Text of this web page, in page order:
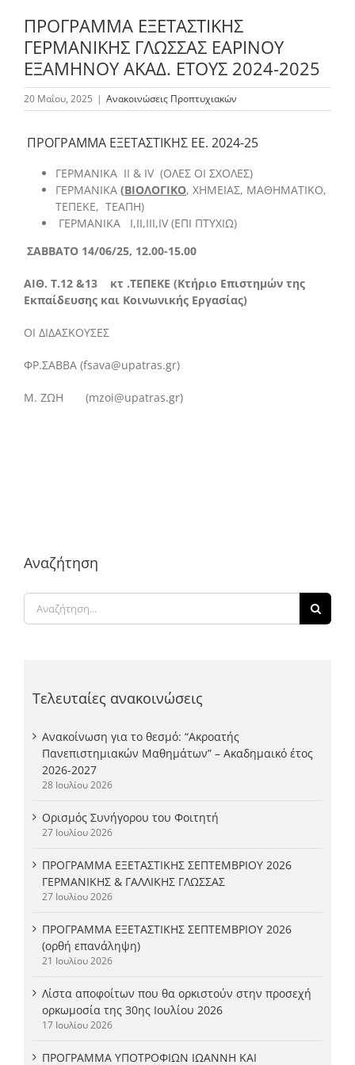
Το Τμήμα Βιολογίας
Μουσεία
Μεταπτυχιακές Σπουδές
Προσωπικό
Ανακοινώσεις
ΠΡΟΓΡΑΜΜΑ ΕΞΕΤΑΣΤΙΚΗΣ
ΓΕΡΜΑΝΙΚΗΣ ΓΛΩΣΣΑΣ ΕΑΡΙΝΟΥ
ΕΞΑΜΗΝΟΥ ΑΚΑΔ. ΕΤΟΥΣ 2024-2025
20 Μαΐου, 2025 | Ανακοινώσεις Προπτυχιακών
ΠΡΟΓΡΑΜΜΑ ΕΞΕΤΑΣΤΙΚΗΣ ΕΕ. 2024-25
ΓΕΡΜΑΝΙΚΑ ΙΙ & IV (ΟΛΕΣ ΟΙ ΣΧΟΛΕΣ)
ΓΕΡΜΑΝΙΚΑ (ΒΙΟΛΟΓΙΚΟ, ΧΗΜΕΙΑΣ, ΜΑΘΗΜΑΤΙΚΟ,
ΤΕΠΕΚΕ, ΤΕΑΠΗ)
ΓΕΡΜΑΝΙΚΑ Ι,ΙΙ,ΙΙΙ,IV (ΕΠΙ ΠΤΥΧΙΩ)
ΣΑΒΒΑΤΟ 14/06/25, 12.00-15.00
ΑΙΘ. Τ.12 &13 κτ .ΤΕΠΕΚΕ (Κτήριο Επιστημών της
Εκπαίδευσης και Κοινωνικής Εργασίας)
ΟΙ ΔΙΔΑΣΚΟΥΣΕΣ
ΦΡ.ΣΑΒΒΑ (fsava@upatras.gr)
Μ. ΖΩΗ (mzoi@upatras.gr)
Αναζήτηση
Αναζήτηση
για:
Τελευταίες ανακοινώσεις
Ανακοίνωση για το θεσμό: “Ακροατής
Πανεπιστημιακών Μαθημάτων” – Ακαδημαικό έτος
2026-2027
28 Ιουλίου 2026
Ορισμός Συνήγορου του Φοιτητή
27 Ιουλίου 2026
ΠΡΟΓΡΑΜΜΑ ΕΞΕΤΑΣΤΙΚΗΣ ΣΕΠΤΕΜΒΡΙΟΥ 2026
ΓΕΡΜΑΝΙΚΗΣ & ΓΑΛΛΙΚΗΣ ΓΛΩΣΣΑΣ
27 Ιουλίου 2026
ΠΡΟΓΡΑΜΜΑ ΕΞΕΤΑΣΤΙΚΗΣ ΣΕΠΤΕΜΒΡΙΟΥ 2026
(ορθή επανάληψη)
21 Ιουλίου 2026
Λίστα αποφοίτων που θα ορκιστούν στην προσεχή
ορκωμοσία της 30ης Ιουλίου 2026
17 Ιουλίου 2026
ΠΡΟΓΡΑΜΜΑ ΥΠΟΤΡΟΦΙΩΝ ΙΩΑΝΝΗ ΚΑΙ